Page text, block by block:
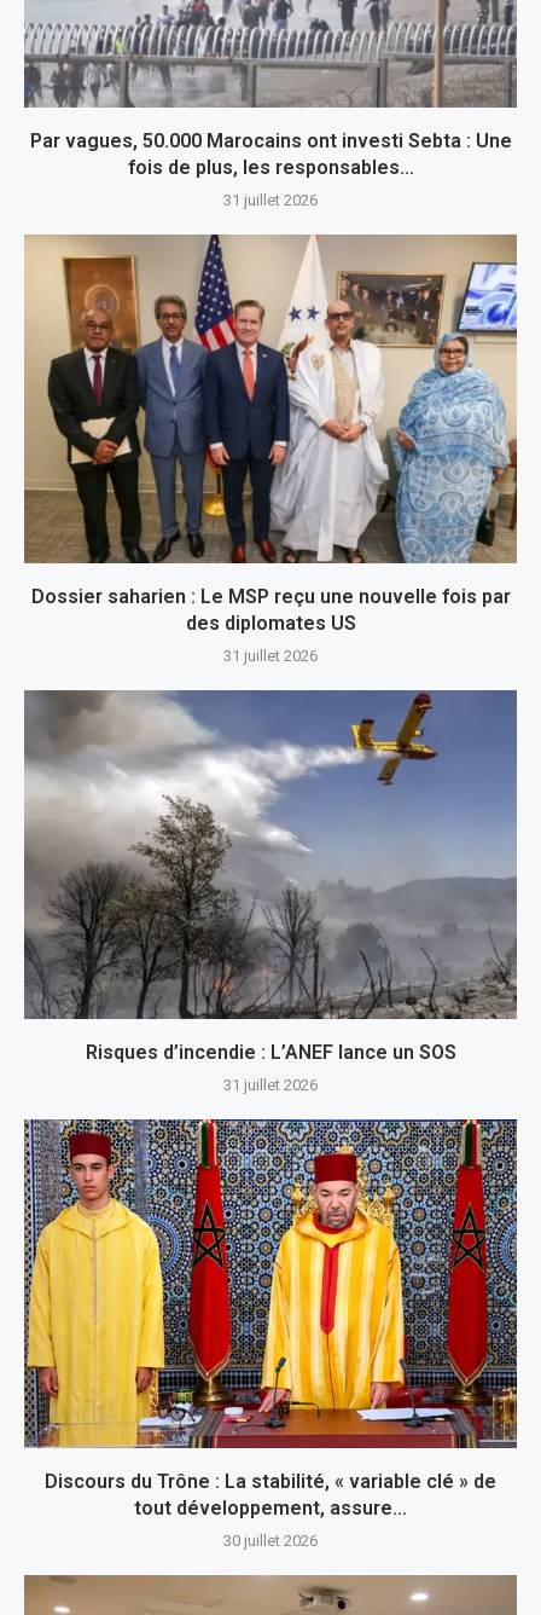
Par vagues, 50.000 Marocains ont investi Sebta : Une
fois de plus, les responsables...
31 juillet 2026
Dossier saharien : Le MSP reçu une nouvelle fois par
des diplomates US
31 juillet 2026
Risques d’incendie : L’ANEF lance un SOS
31 juillet 2026
Discours du Trône : La stabilité, « variable clé » de
tout développement, assure...
30 juillet 2026